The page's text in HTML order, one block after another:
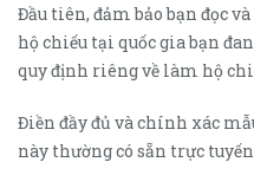
Đầu tiên, đảm bảo bạn đọc
hộ chiếu tại quốc gia bạn
quy định riêng về làm hộ
Điền đầy đủ và chính xác
này thường có sẵn trực